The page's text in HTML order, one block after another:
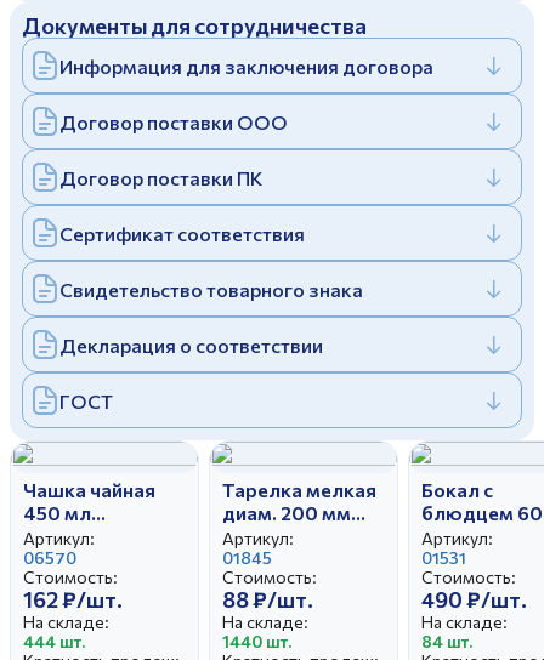
Отправить
Заполняя и отправляя форму, вы соглашаетесь
cполитикой конфиденциальности
Заполняя и отправляя форму, вы соглашаетесь
cполитикой конфиденциальности
Дулевский фарфоровый завод ©
Политика конфиденциальности
Документы для сотрудничества
Информация для заключения договора
Договор поставки ООО
Договор поставки ПК
Сертификат соответствия
Свидетельство товарного знака
Декларация о соответствии
ГОСТ
Чашка чайная
450 мл
Ностальгия
Белая
Артикул:
06570
Стоимость:
162 ₽/шт.
На складе:
444 шт.
Тарелка мелкая
диам. 200 мм
Вырезной край
Белая
Артикул:
01845
Стоимость:
88 ₽/шт.
На складе:
1440 шт.
Бокал с
блюдцем
мл
Белый
Артикул:
01531
Стоимость:
490 ₽/шт.
На складе:
84 шт.